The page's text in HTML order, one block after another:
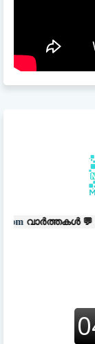
അയയ്ക്കാൻ | ☎: